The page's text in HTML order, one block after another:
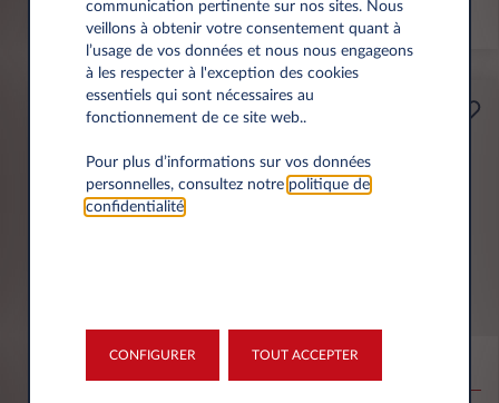
Professionnels
115€
par mois(1)HT
APPORT
Taille M Charge utile majorée
Electrique 135ch 54kWh
communication pertinente sur nos sites. Nous
veillons à obtenir votre consentement quant à
l’usage de vos données et nous nous engageons
à les respecter à l'exception des cookies
essentiels qui sont nécessaires au
fonctionnement de ce site web..
Pour plus d’informations sur vos données
personnelles, consultez notre politique de
confidentialité.
CONFIGURER TOUT ACCEPTER